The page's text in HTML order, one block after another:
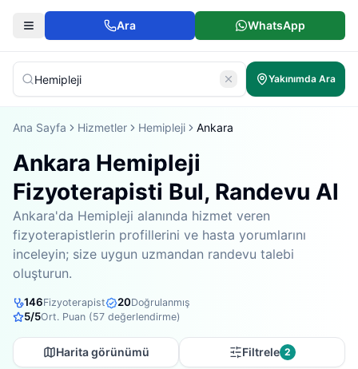
Ara WhatsApp
Yakınımda Ara
Ana Sayfa Hizmetler Hemipleji Ankara
Ankara Hemipleji
Fizyoterapisti Bul, Randevu Al
Ankara'da Hemipleji alanında hizmet veren
fizyoterapistlerin profillerini ve hasta yorumlarını
inceleyin; size uygun uzmandan randevu talebi
oluşturun.
146Fizyoterapist 20Doğrulanmış
5/5Ort. Puan (57 değerlendirme)
Harita görünümü Filtrele 2